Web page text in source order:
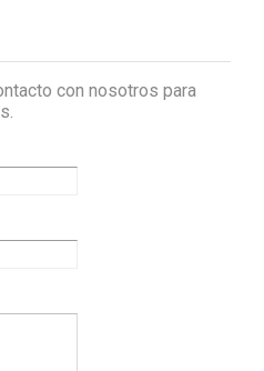
con nosotros para